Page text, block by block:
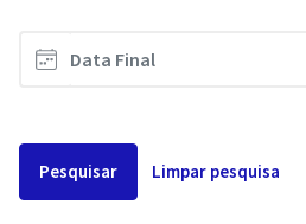
Pesquisar Limpar pesquisa